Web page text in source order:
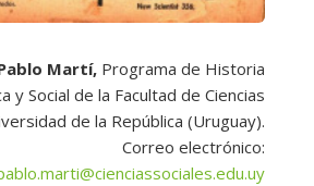
Martí, Programa de Historia
y Social de la Facultad de Ciencias
de la República (Uruguay).
Correo electrónico: